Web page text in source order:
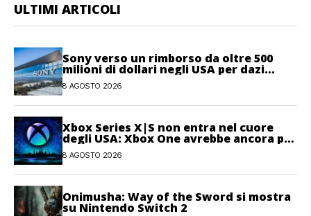
ULTIMI ARTICOLI
Sony verso un rimborso da oltre 500
milioni di dollari negli USA per dazi
illegittimi
8 AGOSTO 2026
Xbox Series X|S non entra nel cuore
degli USA: Xbox One avrebbe ancora più
giocatori attivi
8 AGOSTO 2026
Onimusha: Way of the Sword si mostra
su Nintendo Switch 2